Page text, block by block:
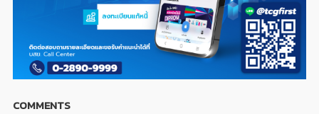
COMMENTS